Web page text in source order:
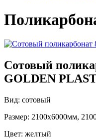
Сотовый
GOLDEN
Вид: сотовый
Размер: 2100х6000мм,
Цвет: желтый